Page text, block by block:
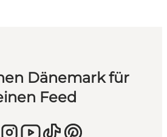
Dänemark für
Feed